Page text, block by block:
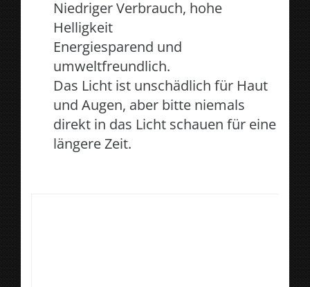
Niedriger Verbrauch, hohe
Helligkeit
Energiesparend und
umweltfreundlich.
Das Licht ist unschädlich für Haut
und Augen, aber bitte niemals
direkt in das Licht schauen für eine
längere Zeit.